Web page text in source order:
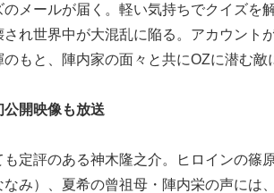
メールが届く。軽い気持ちでクイズを
れ世界中が大混乱に陥る。アカウント
もと、陣内家の面々と共にOZに潜む敵
開映像も放送
定評のある神木隆之介。ヒロインの篠
み）、夏希の曾祖母・陣内栄の声には